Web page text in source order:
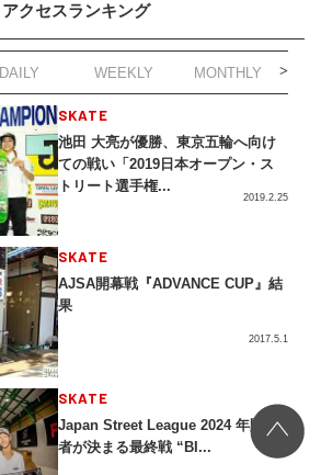
アクセスランキング
DAILY WEEKLY MONTHLY
SKATE
池田 大亮が優勝、東京五輪へ向け
ての戦い「2019日本オープン・ス
トリート選手権...
2019.2.25
SKATE
AJSA開幕戦『ADVANCE CUP』結
果
2017.5.1
SKATE
Japan Street League 2024 年間王
者が決まる最終戦 “BI...